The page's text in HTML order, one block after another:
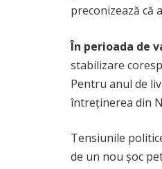
preconizează că
În perioada de
stabilizare
Pentru anul de
întreținerea din
Tensiunile
de un nou șoc